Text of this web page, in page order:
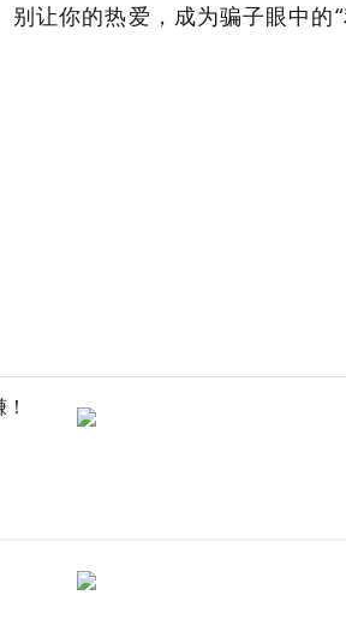
让你的热爱，成为骗子眼中的